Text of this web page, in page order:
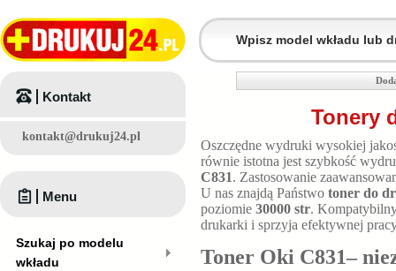
Tonery
Oszczędne wydruki wysokiej
równie istotna jest szybkość
C831. Zastosowanie
U nas znajdą Państwo toner do
poziomie 30000 str.
drukarki i sprzyja efektywnej
Toner Oki C831–
Kontakt
kontakt@drukuj24.pl
Menu
Szukaj po modelu
wkładu